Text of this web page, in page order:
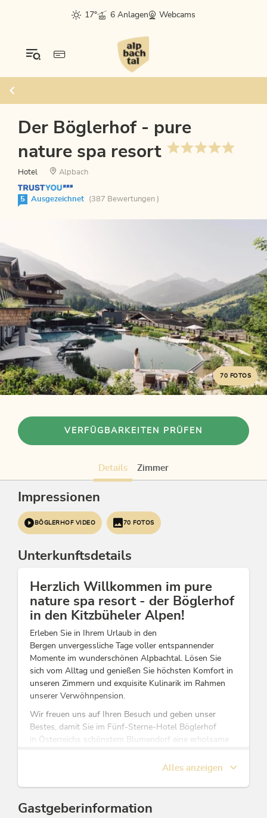
17° 6 Anlagen Webcams
Der Böglerhof - pure
nature spa resort
Hotel Alpbach
5 Ausgezeichnet (387 Bewertungen )
70 FOTOS
VERFÜGBARKEITEN PRÜFEN
Details Zimmer
Impressionen
BÖGLERHOF VIDEO 70 FOTOS
Unterkunftsdetails
Herzlich Willkommen im pure
nature spa resort - der Böglerhof
in den Kitzbüheler Alpen!
Erleben Sie in Ihrem Urlaub in den
Bergen unvergessliche Tage voller entspannender
Momente im wunderschönen Alpbachtal. Lösen Sie
sich vom Alltag und genießen Sie höchsten Komfort in
unseren Zimmern und exquisite Kulinarik im Rahmen
unserer Verwöhnpension.
Wir freuen uns auf Ihren Besuch und geben unser
Bestes, damit Sie im Fünf-Sterne-Hotel Böglerhof
in Österreichs schönstem Blumendorf eine erholsame
Rad- & Bike-Unterkunft
Alles anzeigen
Gastgeberinformation